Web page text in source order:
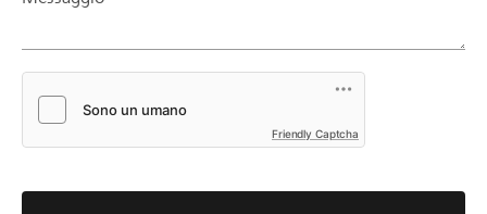
Friendly Captcha